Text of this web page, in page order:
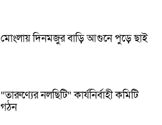
মোংলায় দিনমজুর বাড়ি আগুনে পুড়ে ছাই
“তারুণ্যের নলছিটি” কার্যনির্বাহী কমিটি
গঠন